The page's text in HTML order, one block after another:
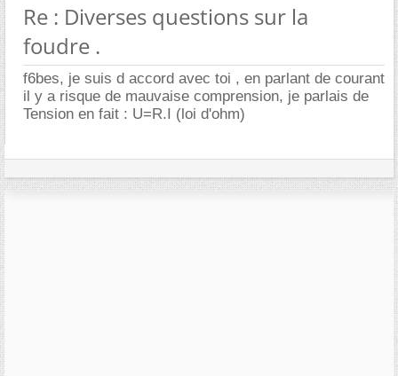
Re : Diverses questions sur la
foudre .
f6bes, je suis d accord avec toi , en parlant de courant
il y a risque de mauvaise comprension, je parlais de
Tension en fait : U=R.I (loi d'ohm)